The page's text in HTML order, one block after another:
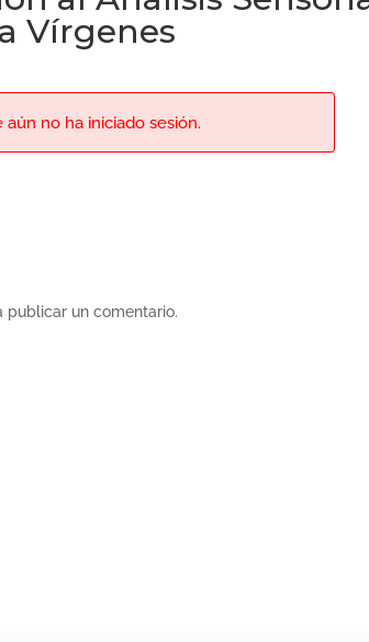
Vírgenes
no ha iniciado sesión.
publicar un comentario.